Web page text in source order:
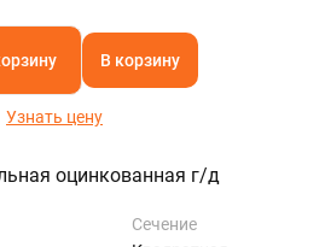
В корзину
Узнать цену
оцинкованная г/д
Сечение